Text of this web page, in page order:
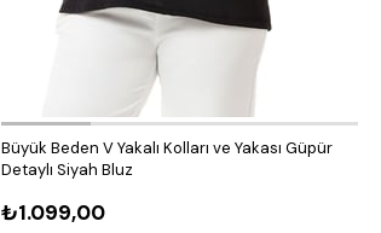
Büyük Beden V Yakalı Kolları ve Yakası Güpür
Detaylı Siyah Bluz
₺1.099,00